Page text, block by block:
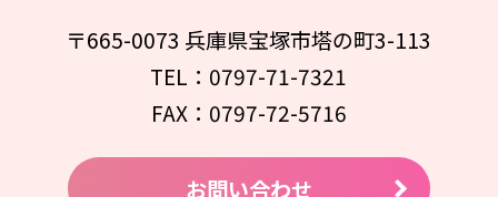
〒665-0073 兵庫県宝塚市塔の町3-113
TEL：0797-71-7321
FAX：0797-72-5716
お問い合わせ